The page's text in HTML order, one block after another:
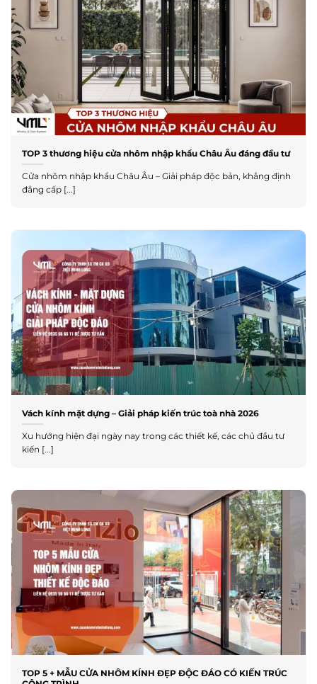
TOP 3 thương hiệu cửa nhôm nhập khẩu Châu Âu đáng đầu tư
Cửa nhôm nhập khẩu Châu Âu – Giải pháp độc bản, khẳng định
đẳng cấp [...]
Vách kính mặt dựng – Giải pháp kiến trúc toà nhà 2026
Xu hướng hiện đại ngày nay trong các thiết kế, các chủ đầu tư
kiến [...]
TOP 5 + MẪU CỬA NHÔM KÍNH ĐẸP ĐỘC ĐÁO CÓ KIẾN TRÚC